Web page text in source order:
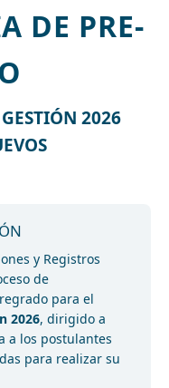
DE PRE-
2026
y Registros
de
para el
2026, dirigido a
a los postulantes
para realizar su